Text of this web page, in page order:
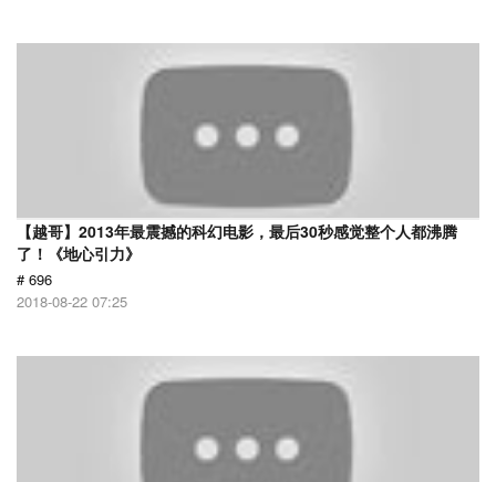
【越哥】2013年最震撼的科幻电影，最后30秒感觉整个人都沸腾
了！《地心引力》
# 696
2018-08-22 07:25